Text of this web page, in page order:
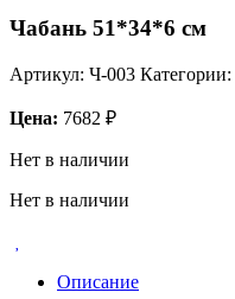
Чабань 51*34*6 см
Артикул: Ч-003 Категории:
Цена: 7682 ₽
Нет в наличии
Нет в наличии
Описание